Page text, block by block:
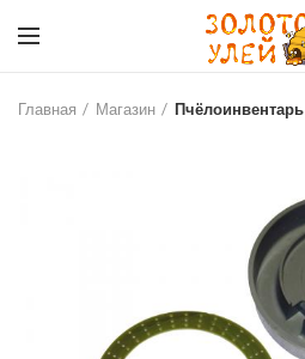
Главная Магазин Пчёлоинвентарь